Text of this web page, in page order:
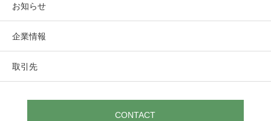
お知らせ
企業情報
取引先
CONTACT